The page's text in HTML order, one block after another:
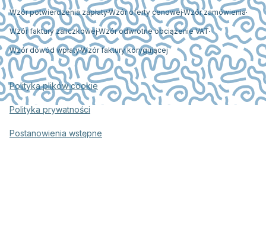
Wzór potwierdzenia zapłatyWzór oferty cenowej Wzór zamówienia
Wzór faktury zaliczkowej Wzór odwrotne obciążenie VAT
Wzór dowód wpłatyWzór faktury korygującej
Polityka plików cookie
Polityka prywatności
Postanowienia wstępne